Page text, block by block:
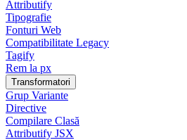
Attributify
Tipografie
Fonturi Web
Compatibilitate Legacy
Tagify
Rem la px
Transformatori
Grup Variante
Directive
Compilare Clasă
Attributify JSX